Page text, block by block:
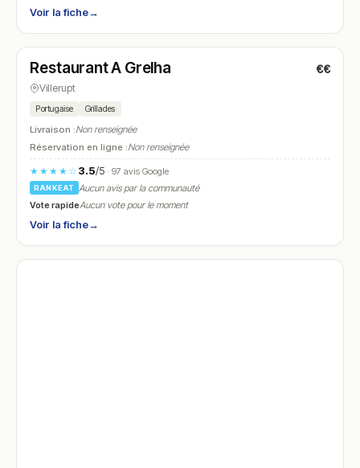
Voir la fiche→
N° 12
Restaurant A Grelha €€
Villerupt
Portugaise Grillades
Livraison :Non renseignée
Réservation en ligne :Non renseignée
★★★★☆ 3.5/5· 97 avis Google
RANKEAT
Aucun avis par la communauté
Vote rapideAucun vote pour le moment
Voir la fiche→